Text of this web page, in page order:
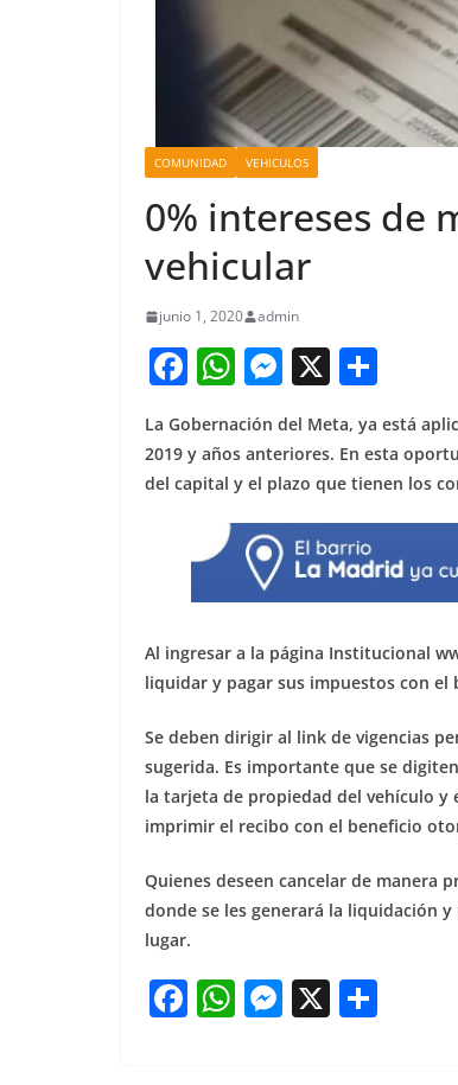
COMUNIDAD VEHICULOS
0% intereses de
vehicular
junio 1, 2020 admin
F
a
c
e
o
o
W
h
at
s
A
p
p
M
e
ss
e
n
g
er
X
ar
e
La Gobernación del Meta, ya está
2019 y años anteriores. En esta
del capital y el plazo que tienen los
Al ingresar a la página Institucional
liquidar y pagar sus impuestos con el
Se deben dirigir al link de vigencias
sugerida. Es importante que se
la tarjeta de propiedad del vehículo y
imprimir el recibo con el beneficio
Quienes deseen cancelar de manera
donde se les generará la liquidación
lugar.
F W M X